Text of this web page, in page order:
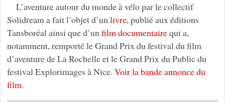
L’aventure autour du monde à vélo par le collectif
Solidream a fait l’objet d’unlivre, publié aux éditions
Tansboréal ainsi que d’unfilm documentairequi a,
notamment, remporté le Grand Prix du festival du film
d’aventure de La Rochelle et le Grand Prix du Public du
festival Explorimages à Nice. Voir la bande annonce du
film.